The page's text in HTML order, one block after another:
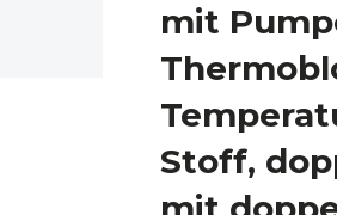
mit
Stoff,